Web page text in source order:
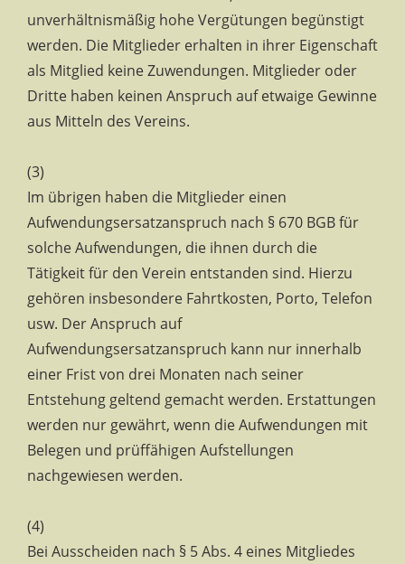
unverhältnismäßig hohe Vergütungen begünstigt
werden. Die Mitglieder erhalten in ihrer Eigenschaft
als Mitglied keine Zuwendungen. Mitglieder oder
Dritte haben keinen Anspruch auf etwaige Gewinne
aus Mitteln des Vereins.
(3)
Im übrigen haben die Mitglieder einen
Aufwendungsersatzanspruch nach § 670 BGB für
solche Aufwendungen, die ihnen durch die
Tätigkeit für den Verein entstanden sind. Hierzu
gehören insbesondere Fahrtkosten, Porto, Telefon
usw. Der Anspruch auf
Aufwendungsersatzanspruch kann nur innerhalb
einer Frist von drei Monaten nach seiner
Entstehung geltend gemacht werden. Erstattungen
werden nur gewährt, wenn die Aufwendungen mit
Belegen und prüffähigen Aufstellungen
nachgewiesen werden.
(4)
Bei Ausscheiden nach § 5 Abs. 4 eines Mitgliedes